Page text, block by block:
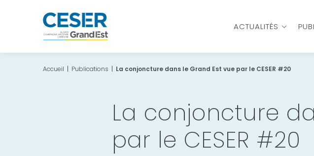
ACTUALITÉS
Accueil | Publications | La conjoncture dans le Grand Est vue par le CESER #20
La conjoncture
par le CESER #20